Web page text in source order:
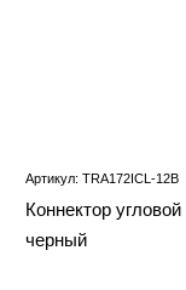
Артикул: TRA172ICL-12B
Коннектор
черный